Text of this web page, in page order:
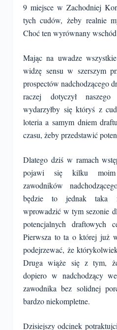
9 miejsce w Zachodniej
tych cudów, żeby realnie
Choć ten wyrównany
Mając na uwadze
widzę sensu w szerszym
prospectów nadchodzącego
raczej dotyczył
wydarzyłby się któryś z
loteria a samym dniem
czasu, żeby przedstawić
Dlatego dziś w ramach
pojawi się kilku moim
zawodników
będzie to jednak taka
wprowadzić w tym sezonie
potencjalnych draftowych
Pierwsza to ta o której już
podejrzewać, że
Druga wiąże się z tym,
dopiero w nadchodzący
zawodnika bez solidnej
bardzo niekompletne.
Dzisiejszy odcinek